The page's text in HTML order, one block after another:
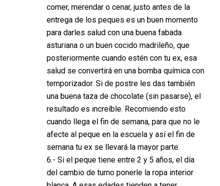
comer, merendar o cenar, justo antes de la
entrega de los peques es un buen momento
para darles salud con una buena fabada
asturiana o un buen cocido madrileño, que
posteriormente cuando estén con tu ex, esa
salud se convertirá en una bomba química con
temporizador. Si de postre les das también
una buena taza de chocolate (sin pasarse), el
resultado es increíble. Recomiendo esto
cuando llega el fin de semana, para que no le
afecte al peque en la escuela y así el fin de
semana tu ex se llevará la mayor parte.
6.- Si el peque tiene entre 2 y 5 años, el día
del cambio de turno ponerle la ropa interior